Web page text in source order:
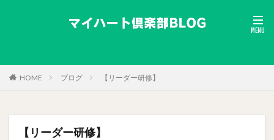
HOME ブログ 【リーダー研修】
【リーダー研修】